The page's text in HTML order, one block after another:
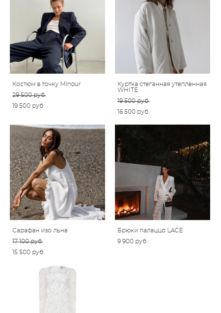
Костюм в точку Minour
29 500 pуб.
19 500 pуб.
Куртка стеганная утепленная
WHITE
19 500 pуб.
16 500 pуб.
Сарафан изо льна
17 100 pуб.
15 500 pуб.
Брюки палаццо LACE
9 900 pуб.